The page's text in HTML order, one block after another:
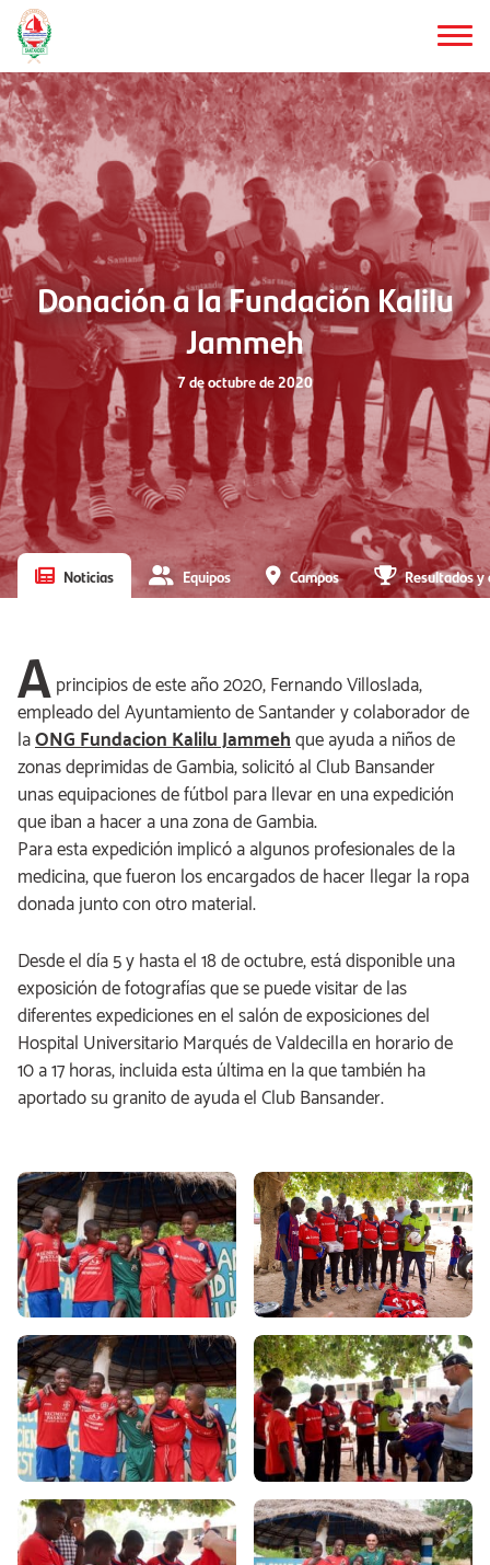
Saltar
al
contenido
principal
Donación a la Fundación Kalilu
Jammeh
7 de octubre de 2020
Noticias Equipos Campos Resultados y
Aprincipios de este año 2020, Fernando Villoslada,
empleado del Ayuntamiento de Santander y colaborador de
laONG Fundacion Kalilu Jammehque ayuda a niños de
zonas deprimidas de Gambia, solicitó al Club Bansander
unas equipaciones de fútbol para llevar en una expedición
que iban a hacer a una zona de Gambia.
Para esta expedición implicó a algunos profesionales de la
medicina, que fueron los encargados de hacer llegar la ropa
donada junto con otro material.
Desde el día 5 y hasta el 18 de octubre, está disponible una
exposición de fotografías que se puede visitar de las
diferentes expediciones en el salón de exposiciones del
Hospital Universitario Marqués de Valdecilla en horario de
10 a 17 horas, incluida esta última en la que también ha
aportado su granito de ayuda el Club Bansander.